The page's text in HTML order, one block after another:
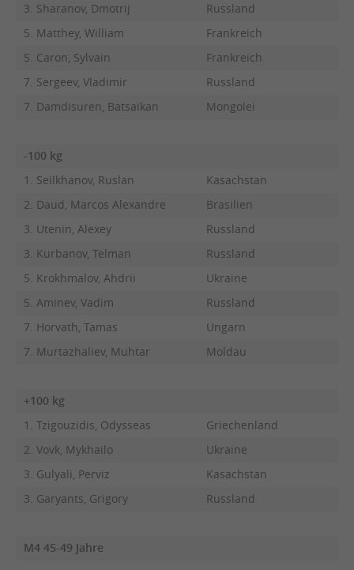
3. Sharanov, Dmotrij
Russland
5. Matthey, William
Frankreich
5. Caron, Sylvain
Frankreich
7. Sergeev, Vladimir
Russland
7. Damdisuren, Batsaikan
Mongolei
-100 kg
1. Seilkhanov, Ruslan
Kasachstan
2. Daud, Marcos Alexandre
Brasilien
3. Utenin, Alexey
Russland
3. Kurbanov, Telman
Russland
5. Krokhmalov, Ahdrii
Ukraine
5. Aminev, Vadim
Russland
7. Horvath, Tamas
Ungarn
7. Murtazhaliev, Muhtar
Moldau
+100 kg
1. Tzigouzidis, Odysseas
Griechenland
2. Vovk, Mykhailo
Ukraine
3. Gulyali, Perviz
Kasachstan
3. Garyants, Grigory
Russland
M4 45-49 Jahre